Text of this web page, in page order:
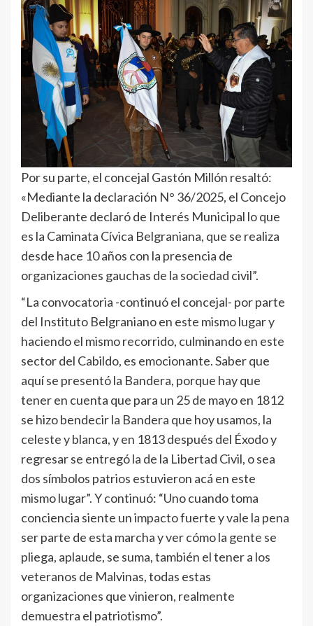
Por su parte, el concejal Gastón Millón resaltó:
«Mediante la declaración N° 36/2025, el Concejo
Deliberante declaró de Interés Municipal lo que
es la Caminata Cívica Belgraniana, que se realiza
desde hace 10 años con la presencia de
organizaciones gauchas de la sociedad civil”.
“La convocatoria -continuó el concejal- por parte
del Instituto Belgraniano en este mismo lugar y
haciendo el mismo recorrido, culminando en este
sector del Cabildo, es emocionante. Saber que
aquí se presentó la Bandera, porque hay que
tener en cuenta que para un 25 de mayo en 1812
se hizo bendecir la Bandera que hoy usamos, la
celeste y blanca, y en 1813 después del Éxodo y
regresar se entregó la de la Libertad Civil, o sea
dos símbolos patrios estuvieron acá en este
mismo lugar”. Y continuó: “Uno cuando toma
conciencia siente un impacto fuerte y vale la pena
ser parte de esta marcha y ver cómo la gente se
pliega, aplaude, se suma, también el tener a los
veteranos de Malvinas, todas estas
organizaciones que vinieron, realmente
demuestra el patriotismo”.